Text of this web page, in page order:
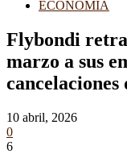
ECONOMIA
Flybondi
marzo a sus
cancelaciones
10 abril, 2026
0
6